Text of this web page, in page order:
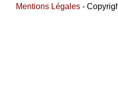
Mentions Légales -